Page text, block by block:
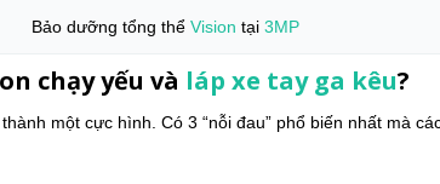
Bảo dưỡng tổng thể Vision tại 3MP
chạy yếu và láp xe tay ga kêu?
một cực hình. Có 3 “nỗi đau” phổ biến nhất mà